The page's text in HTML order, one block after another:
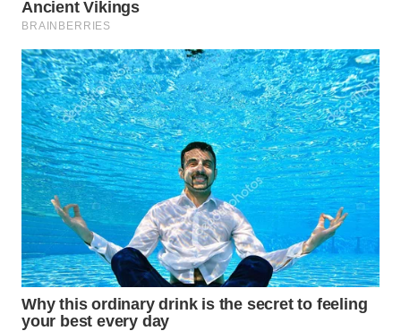
BOROBUDUR
WN
MADURA
WN
SURABAYA
NATUNA
WN
BINTAN